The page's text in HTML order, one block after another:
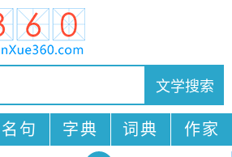
名句 字典 词典 作家